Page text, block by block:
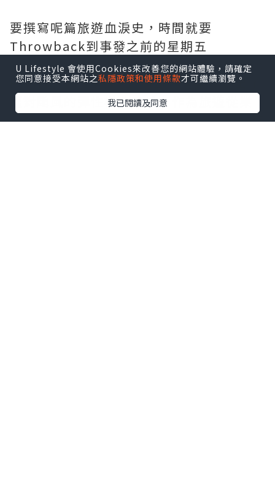
要撰寫呢篇旅遊血淚史，時間就要
Throwback到事發之前的星期五
(24/7/2026)，本地主要航空公司在Office
Hour倒數8分鐘前(17:52)，向業界發出了
應對颱風的彈性機票安排，作為旅遊從業
員既Koala已經心裡有數，即時聯絡預計有
U Lifestyle 會使用Cookies來改善您的網站體驗，請確定
您同意接受本網站之私隱政策和使用條款才可繼續瀏覽。
我已閱讀及同意